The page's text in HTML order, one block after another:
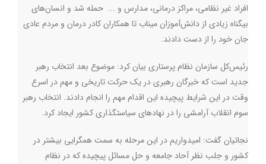
افراد غیر نظامی، مراکز درمانی، مدارس و ... حمله شد و انسان‌های
بیگناه زیادی از دانش‌آموزان میناب تا همکاران کادر درمان و مردم عادی
جان خود را از دست دادند.
رئیس‌کل سازمان نظام پرستاری بیان کرد: موضوع بعد انتخاب رهبر
جدید است که خبرگان رهبری در یک حرکت تاریخی و مهم در اسرع
وقت در این شرایط پیچیده این اقدام مهم را انجام دادند. انتخاب رهبر
سوم انقلاب آرامشی را در نهادهای سیاستگذاری کشور ایجاد کرد.
نجاتیان گفت: امیدواریم در این مرحله به سمت همگرایی بیشتر در
کشور و جلب نظر آحاد جامعه و حل مسائل پیچیده که در نظام